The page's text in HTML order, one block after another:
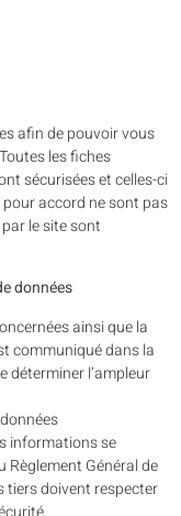
afin de pouvoir vous
les fiches
sécurisées et celles-ci
accord ne sont pas
le site sont
données
ainsi que la
communiqué dans la
déterminer l’ampleur
informations se
Règlement Général de
tiers doivent respecter